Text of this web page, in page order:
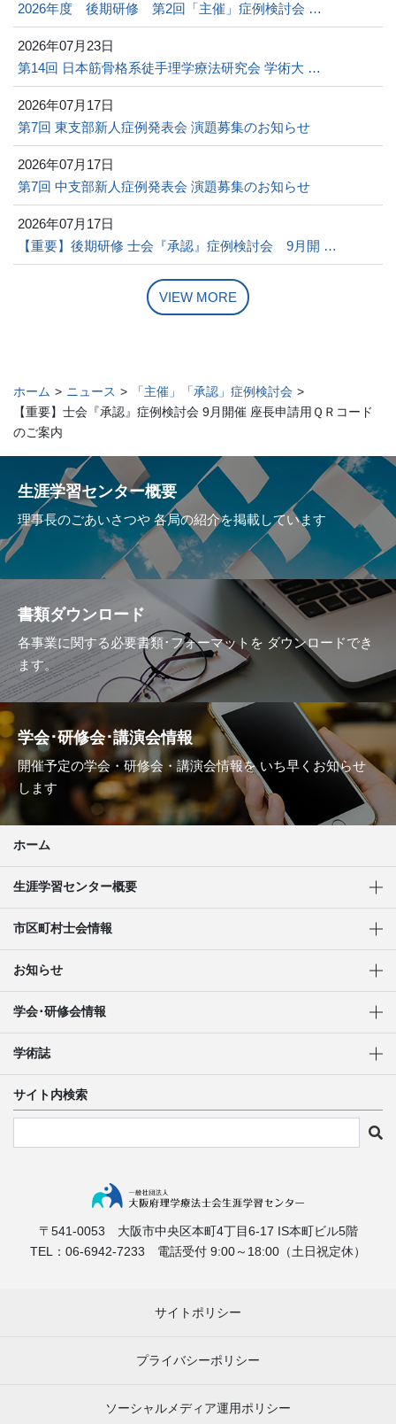
2026年度 後期研修 第2回「主催」症例検討会 …
2026年07月23日
第14回 日本筋骨格系徒手理学療法研究会 学術大 …
2026年07月17日
第7回 東支部新人症例発表会 演題募集のお知らせ
2026年07月17日
第7回 中支部新人症例発表会 演題募集のお知らせ
2026年07月17日
【重要】後期研修 士会『承認』症例検討会 9月開 …
VIEW MORE
ホーム > ニュース > 「主催」「承認」症例検討会 >
【重要】士会『承認』症例検討会 9月開催 座長申請用ＱＲコード
のご案内
生涯学習センター概要
理事長のごあいさつや 各局の紹介を掲載しています
書類ダウンロード
各事業に関する必要書類･フォーマットを ダウンロードでき
ます。
学会･研修会･講演会情報
開催予定の学会・研修会・講演会情報をいち早くお知らせ
します
ホーム
生涯学習センター概要
市区町村士会情報
お知らせ
学会･研修会情報
学術誌
サイト内検索
〒541-0053 大阪市中央区本町4丁目6-17 IS本町ビル5階
TEL：06-6942-7233 電話受付 9:00～18:00（土日祝定休）
サイトポリシー
プライバシーポリシー
ソーシャルメディア運用ポリシー